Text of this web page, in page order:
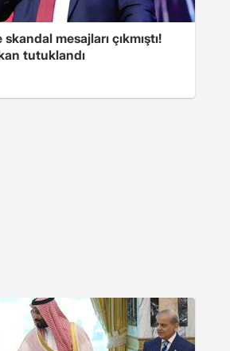
mesajları çıkmıştı!
tutuklandı